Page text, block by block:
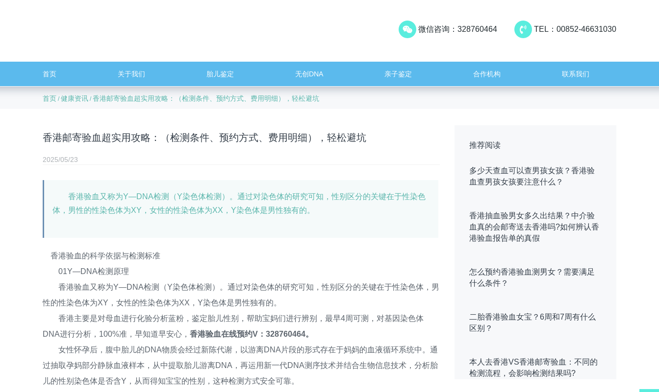
TEL：00852-46631030
微信咨询：328760464
首页 关于我们 胎儿鉴定 无创DNA 亲子鉴定 合作机构 联系我们
首页 /健康资讯 /香港邮寄验血超实用攻略：（检测条件、预约方式、费用明细），轻松避坑
香港邮寄验血超实用攻略：（检测条件、预约方式、费用明细），轻松避坑
2025/05/23
香港验血又称为Y—DNA检测（Y染色体检测）。通过对染色体的研究可知，性别区分的关键在于性染色
体，男性的性染色体为XY，女性的性染色体为XX，Y染色体是男性独有的。
香港验血的科学依据与检测标准
01Y—DNA检测原理
香港验血又称为Y—DNA检测（Y染色体检测）。通过对染色体的研究可知，性别区分的关键在于性染色体，男
性的性染色体为XY，女性的性染色体为XX，Y染色体是男性独有的。
香港主要是对母血进行化验分析蓝粉，鉴定胎儿性别，帮助宝妈们进行辨别，最早4周可测，对基因染色体
DNA进行分析，100%准，早知道早安心， 香港验血在线预约V：328760464。
女性怀孕后，腹中胎儿的DNA物质会经过新陈代谢，以游离DNA片段的形式存在于妈妈的血液循环系统中。通
过抽取孕妈部分静脉血液样本，从中提取胎儿游离DNA，再运用新一代DNA测序技术并结合生物信息技术，分析胎
儿的性别染色体是否含Y，从而得知宝宝的性别，这种检测方式安全可靠。
推荐阅读
多少天查血可以查男孩女孩？香港验
血查男孩女孩要注意什么？
香港抽血验男女多久出结果？中介验
血真的会邮寄送去香港吗?如何辨认香
港验血报告单的真假
怎么预约香港验血测男女？需要满足
什么条件？
二胎香港验血女宝？6周和7周有什么
区别？
本人去香港VS香港邮寄验血：不同的
检测流程，会影响检测结果吗?